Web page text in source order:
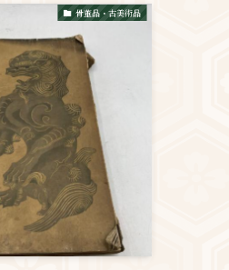
骨董品・古美術品